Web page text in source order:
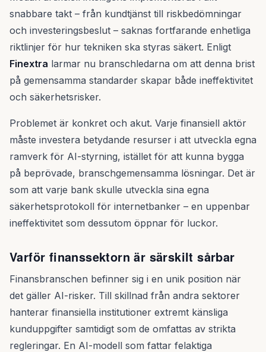
snabbare takt – från kundtjänst till riskbedömningar
och investeringsbeslut – saknas fortfarande enhetliga
riktlinjer för hur tekniken ska styras säkert. Enligt
Finextra larmar nu branschledarna om att denna brist
på gemensamma standarder skapar både ineffektivitet
och säkerhetsrisker.
Problemet är konkret och akut. Varje finansiell aktör
måste investera betydande resurser i att utveckla egna
ramverk för AI-styrning, istället för att kunna bygga
på beprövade, branschgemensamma lösningar. Det är
som att varje bank skulle utveckla sina egna
säkerhetsprotokoll för internetbanker – en uppenbar
ineffektivitet som dessutom öppnar för luckor.
Varför finanssektorn är särskilt sårbar
Finansbranschen befinner sig i en unik position när
det gäller AI-risker. Till skillnad från andra sektorer
hanterar finansiella institutioner extremt känsliga
kunduppgifter samtidigt som de omfattas av strikta
regleringar. En AI-modell som fattar felaktiga